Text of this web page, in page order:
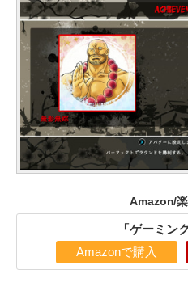
Amazon/
「ゲーミン
Amazonで購入